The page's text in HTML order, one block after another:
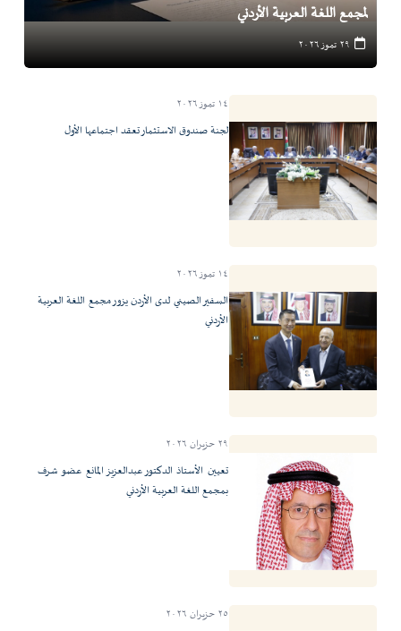
لمجمع اللغة العربية الأردني
٢٩ تموز ٢٠٢٦
١٤ تموز ٢٠٢٦
لجنة صندوق الاستثمار تعقد اجتماعها الأول
١٤ تموز ٢٠٢٦
السفير الصيني لدى الأردن يزور مجمع اللغة العربية
الأردني
٢٩ حزيران ٢٠٢٦
تعيين الأستاذ الدكتور عبدالعزيز المانع عضو شرف
بمجمع اللغة العربية الأردني
٢٥ حزيران ٢٠٢٦